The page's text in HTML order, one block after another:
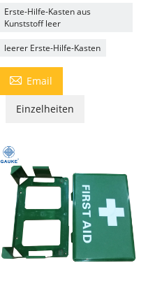
Erste-Hilfe-Kasten aus
Kunststoff leer
leerer Erste-Hilfe-Kasten
 Email
Einzelheiten